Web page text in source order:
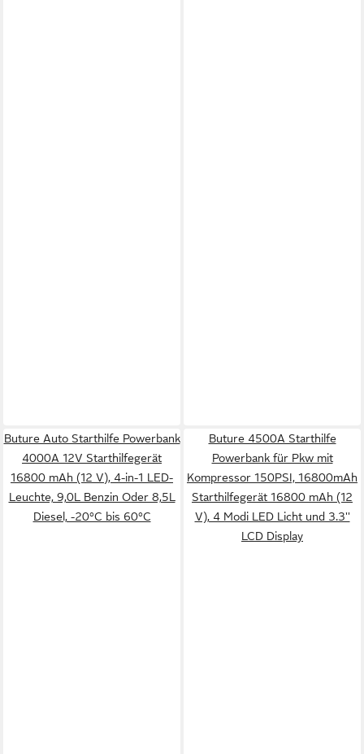
Buture Auto Starthilfe Powerbank
4000A 12V Starthilfegerät
16800 mAh (12 V), 4-in-1 LED-
Leuchte, 9,0L Benzin Oder 8,5L
Diesel, -20°C bis 60°C
Buture 4500A Starthilfe
Powerbank für Pkw mit
Kompressor 150PSI, 16800mAh
Starthilfegerät 16800 mAh (12
V), 4 Modi LED Licht und 3.3''
LCD Display